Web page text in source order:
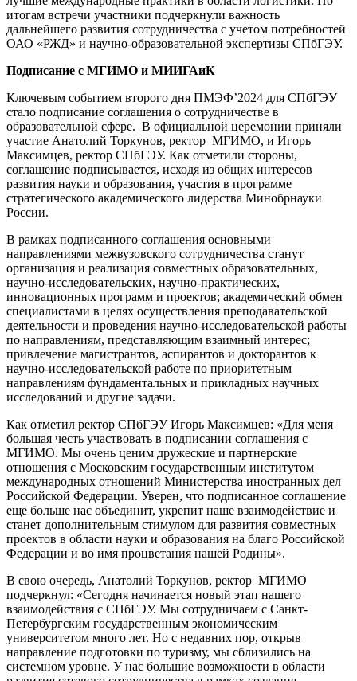
итогам встречи участники подчеркнули важность
дальнейшего развития сотрудничества с учетом потребностей
ОАО «РЖД» и научно-образовательной экспертизы СПбГЭУ.
Подписание с МГИМО и МИИГАиК
Ключевым событием второго дня ПМЭФ’2024 для СПбГЭУ
стало подписание соглашения о сотрудничестве в
образовательной сфере. В официальной церемонии приняли
участие Анатолий Торкунов, ректор МГИМО, и Игорь
Максимцев, ректор СПбГЭУ. Как отметили стороны,
соглашение подписывается, исходя из общих интересов
развития науки и образования, участия в программе
стратегического академического лидерства Минобрнауки
России.
В рамках подписанного соглашения основными
направлениями межвузовского сотрудничества станут
организация и реализация совместных образовательных,
научно-исследовательских, научно-практических,
инновационных программ и проектов; академический обмен
специалистами в целях осуществления преподавательской
деятельности и проведения научно-исследовательской работы
по направлениям, представляющим взаимный интерес;
привлечение магистрантов, аспирантов и докторантов к
научно-исследовательской работе по приоритетным
направлениям фундаментальных и прикладных научных
исследований и другие задачи.
Как отметил ректор СПбГЭУ Игорь Максимцев: «Для меня
большая честь участвовать в подписании соглашения с
МГИМО. Мы очень ценим дружеские и партнерские
отношения с Московским государственным институтом
международных отношений Министерства иностранных дел
Российской Федерации. Уверен, что подписанное соглашение
еще больше нас объединит, укрепит наше взаимодействие и
станет дополнительным стимулом для развития совместных
проектов в области науки и образования на благо Российской
Федерации и во имя процветания нашей Родины».
В свою очередь, Анатолий Торкунов, ректор МГИМО
подчеркнул: «Сегодня начинается новый этап нашего
взаимодействия с СПбГЭУ. Мы сотрудничаем с Санкт-
Петербургским государственным экономическим
университетом много лет. Но с недавних пор, открыв
направление подготовки по туризму, мы сблизились на
системном уровне. У нас большие возможности в области